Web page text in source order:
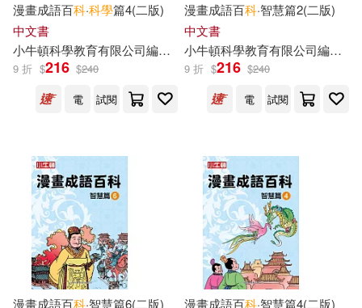
漫畫成語百科·科學篇4(二版)
中文書
小牛頓科學教育有限公司編輯 團隊
9 折 $216 $240
電
試閱
漫畫成語百科·智慧篇2(二版)
中文書
小牛頓科學教育有限公司編輯
9 折 $216 $240
電
試閱
漫畫成語百科·智慧篇6(二版)
漫畫成語百科·智慧篇4(二版)